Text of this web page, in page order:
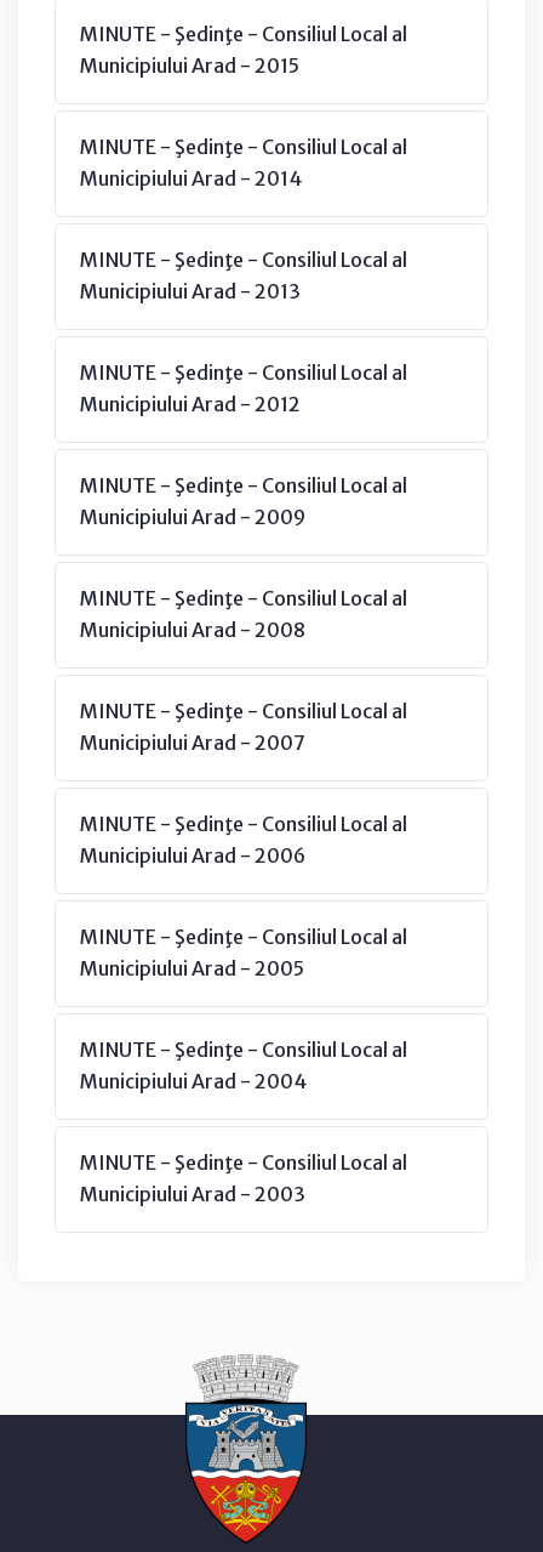
MINUTE - Şedinţe - Consiliul Local al
Municipiului Arad - 2015
MINUTE - Şedinţe - Consiliul Local al
Municipiului Arad - 2014
MINUTE - Şedinţe - Consiliul Local al
Municipiului Arad - 2013
MINUTE - Şedinţe - Consiliul Local al
Municipiului Arad - 2012
MINUTE - Şedinţe - Consiliul Local al
Municipiului Arad - 2009
MINUTE - Şedinţe - Consiliul Local al
Municipiului Arad - 2008
MINUTE - Şedinţe - Consiliul Local al
Municipiului Arad - 2007
MINUTE - Şedinţe - Consiliul Local al
Municipiului Arad - 2006
MINUTE - Şedinţe - Consiliul Local al
Municipiului Arad - 2005
MINUTE - Şedinţe - Consiliul Local al
Municipiului Arad - 2004
MINUTE - Şedinţe - Consiliul Local al
Municipiului Arad - 2003